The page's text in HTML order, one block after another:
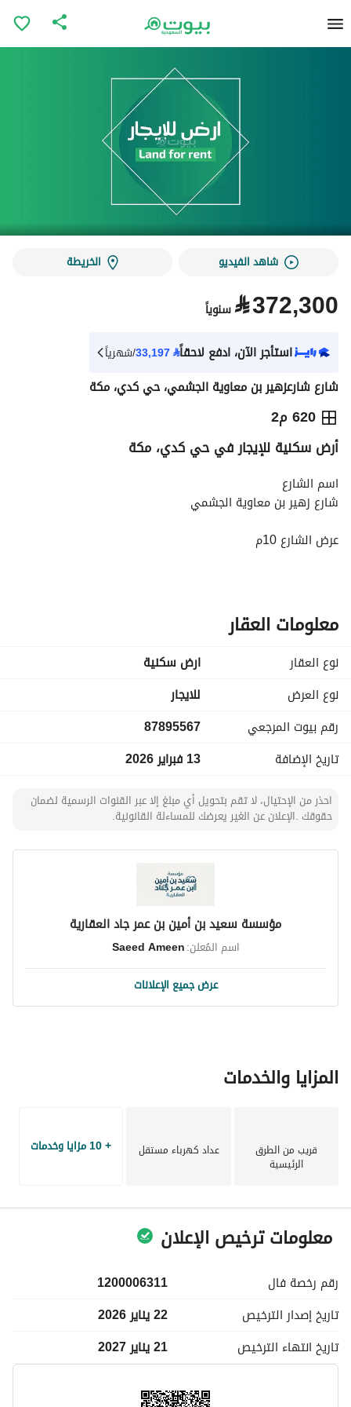
شاهد الفيديو الخريطة
⃁372,300 سنوياً
استأجر الآن، ادفع لاحقاً⃁
33,197/شهرياً
شارع شارعزهير بن معاوية الجشمي، حي كدي، مكة
620 م2
⃁
372,300
الإعلان الاماكن القريبة
أرض سكنية للإيجار في حي كدي، مكة
اسم الشارع
شارع زهير بن معاوية الجشمي
عرض الشارع 10م
معلومات العقار
نوع العقار
ارض سكنية
نوع العرض
للايجار
رقم بيوت المرجعي
87895567
تاريخ الإضافة
13 فبراير 2026
احذر من الإحتيال، لا تقم بتحويل أي مبلغ إلا عبر القنوات الرسمية لضمان
حقوقك .الإعلان عن الغير يعرضك للمساءلة القانونية.
مؤسسة سعيد بن أمين بن عمر جاد العقارية
اسم المُعلن:Saeed Ameen
عرض جميع الإعلانات
المزايا والخدمات
قريب من الطرق
الرئيسية
عداد كهرباء مستقل + 10 مزايا وخدمات
معلومات ترخيص الإعلان
رقم رخصة فال
1200006311
تاريخ إصدار الترخيص
22 يناير 2026
تاريخ انتهاء الترخيص 21 يناير 2027